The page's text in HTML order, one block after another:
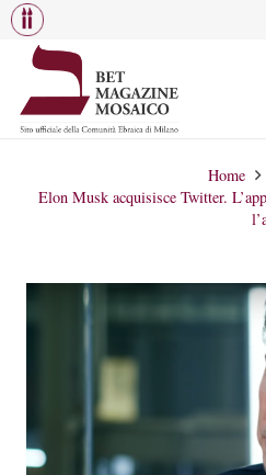
Home
Elon Musk acquisisce Twitter.